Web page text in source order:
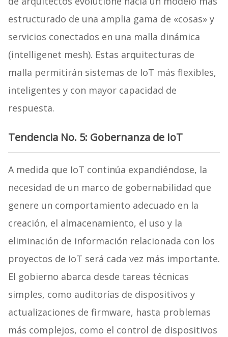
estructurado de una amplia gama de «cosas» y
servicios conectados en una malla dinámica
(intelligenet mesh). Estas arquitecturas de
malla permitirán sistemas de IoT más flexibles,
inteligentes y con mayor capacidad de
respuesta.
Tendencia No. 5: Gobernanza de IoT
A medida que IoT continúa expandiéndose, la
necesidad de un marco de gobernabilidad que
genere un comportamiento adecuado en la
creación, el almacenamiento, el uso y la
eliminación de información relacionada con los
proyectos de IoT será cada vez más importante.
El gobierno abarca desde tareas técnicas
simples, como auditorías de dispositivos y
actualizaciones de firmware, hasta problemas
más complejos, como el control de dispositivos